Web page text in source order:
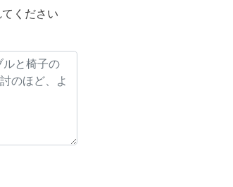
ください